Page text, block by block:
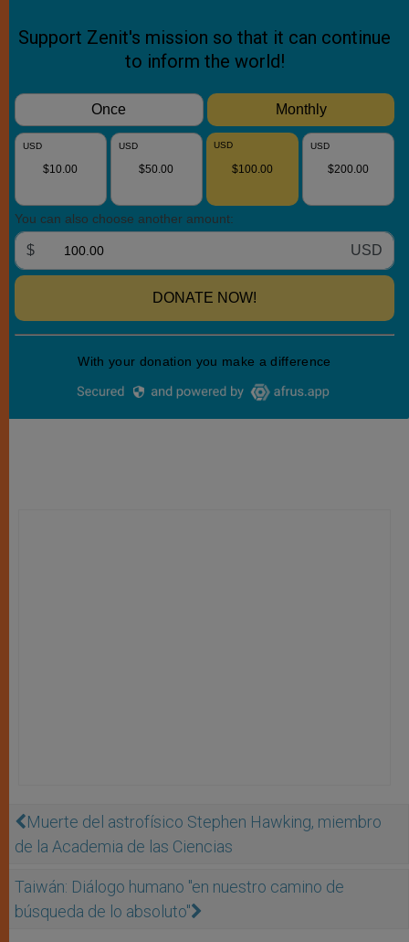
Muerte del astrofísico Stephen Hawking, miembro
de la Academia de las Ciencias
Taiwán: Diálogo humano "en nuestro camino de
búsqueda de lo absoluto"